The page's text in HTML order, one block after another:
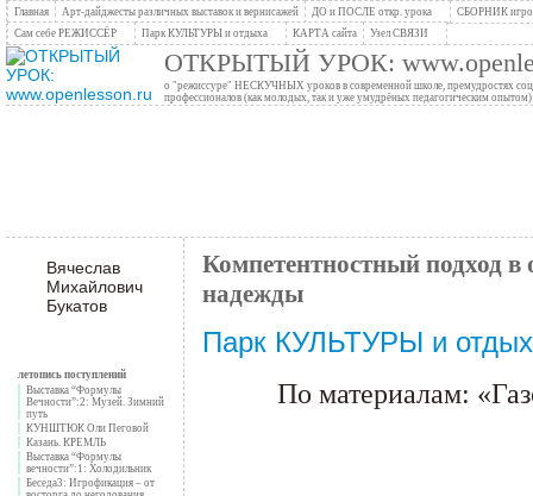
Главная Арт-дайджесты различных выставок и вернисажей ДО и ПОСЛЕ откр. урока
СБОРНИК
Сам себе РЕЖИССЁР
Парк КУЛЬТУРЫ и отдыха КАРТА сайта Узел СВЯЗИ
ОТКРЫТЫЙ УРОК:
о "режиссуре" НЕСКУЧНЫХ уроков в современной школе, премудростях
профессионалов (как молодых, так и уже умудрёных педагогическим опытом)
Вячеслав
Михайлович
Букатов
летопись поступлений
Выставка “Формулы
Вечности”:2: Музей. Зимний
путь
КУНШТЮК Оли Пеговой
Казань. КРЕМЛЬ
Выставка “Формулы
вечности”:1: Холодильник
Беседа3: Игрофикация – от
Компетентностный подход
надежды
Парк КУЛЬТУРЫ и
По материалам: «